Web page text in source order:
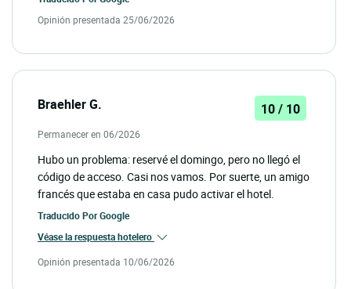
Opinión presentada 25/06/2026
Braehler G. 10 / 10
Permanecer en 06/2026
Hubo un problema: reservé el domingo, pero no llegó el
código de acceso. Casi nos vamos. Por suerte, un amigo
francés que estaba en casa pudo activar el hotel.
Traducido PorGoogle
Véase la respuesta hotelero
Opinión presentada 10/06/2026